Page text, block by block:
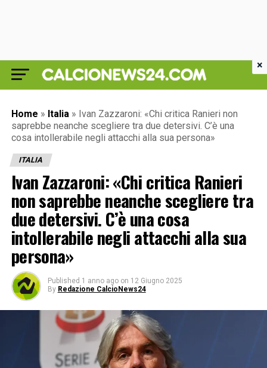
Home » Italia » Ivan Zazzaroni: «Chi critica Ranieri non
saprebbe neanche scegliere tra due detersivi. C’è una
cosa intollerabile negli attacchi alla sua persona»
ITALIA
Ivan Zazzaroni: «Chi critica Ranieri
non saprebbe neanche scegliere tra
due detersivi. C’è una cosa
intollerabile negli attacchi alla sua
persona»
Published 1 anno ago on 12 Giugno 2025
By Redazione CalcioNews24
×